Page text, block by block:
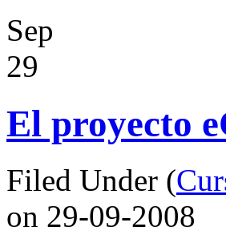
Sep
29
El proyecto
Filed Under (
on 29-09-2008